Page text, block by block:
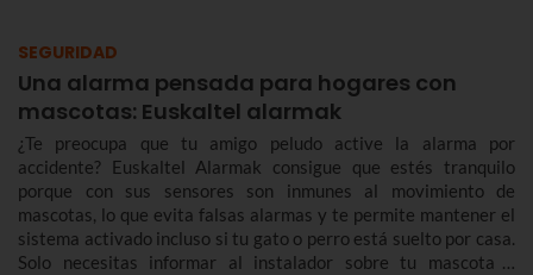
SEGURIDAD
Una alarma pensada para hogares con
mascotas: Euskaltel alarmak
¿Te preocupa que tu amigo peludo active la alarma por
accidente? Euskaltel Alarmak consigue que estés tranquilo
porque con sus sensores son inmunes al movimiento de
mascotas, lo que evita falsas alarmas y te permite mantener el
sistema activado incluso si tu gato o perro está suelto por casa.
Solo necesitas informar al instalador sobre tu mascota y